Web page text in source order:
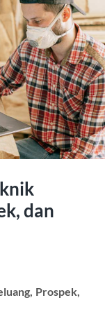
dan
Prospek,